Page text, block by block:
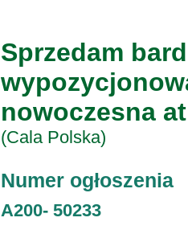
Sprzedam
nowoczesna
(Cala Polska)
Numer ogłoszenia
A200- 50233